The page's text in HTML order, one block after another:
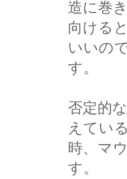
造に巻
向けると
いいの
す。
否定的
えている
時、マ
す。